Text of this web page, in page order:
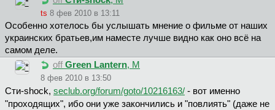
ts 8 фев 2010 в 13:11
Особенно хотелось бы услышать мнение о фильме от наших
украинских братьев,им наместе лучше видно как оно всё на
самом деле.
off Green Lantern, М
8 фев 2010 в 13:50
Cти-shock, seclub.org/forum/goto/10216163/ - вот именно
"проходящих", ибо они уже закончились и "повлиять" (даже не